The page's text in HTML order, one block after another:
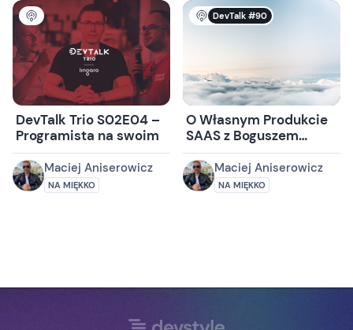
DevTalk Trio S02E04 –
Programista na swoim
Maciej Aniserowicz
NA MIĘKKO
DevTalk #90
O Własnym Produkcie
SAAS z Boguszem
Pękalskim
Maciej Aniserowicz
NA MIĘKKO